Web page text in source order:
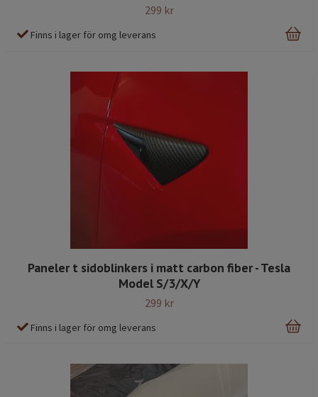
299 kr
Finns i lager för omg leverans
Paneler t sidoblinkers i matt carbon fiber - Tesla
Model S/3/X/Y
299 kr
Finns i lager för omg leverans